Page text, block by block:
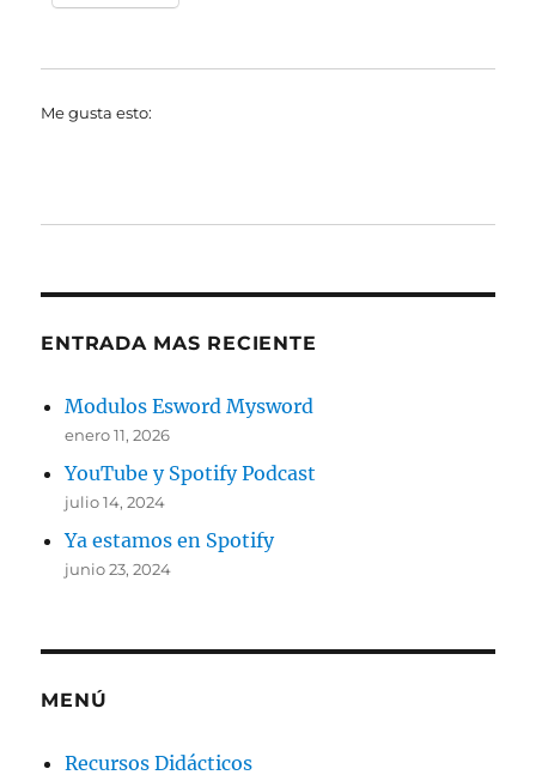
Me gusta esto:
ENTRADA MAS RECIENTE
Modulos Esword Mysword
enero 11, 2026
YouTube y Spotify Podcast
julio 14, 2024
Ya estamos en Spotify
junio 23, 2024
MENÚ
Recursos Didácticos